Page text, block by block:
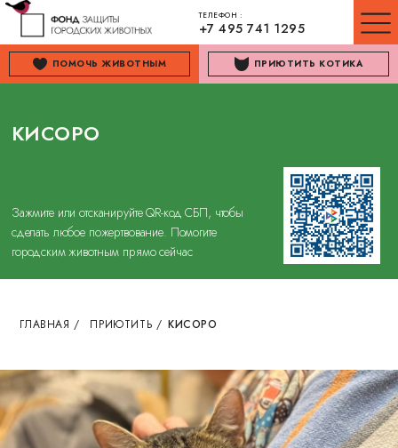
ТЕЛЕФОН :
+7 495 741 1295
ПОМОЧЬ ЖИВОТНЫМ ПРИЮТИТЬ КОТИКА
КИСОРО
Зажмите или отсканируйте QR-код СБП, чтобы
сделать любое пожертвование. Помогите
городским животным прямо сейчас
ГЛАВНАЯ / ПРИЮТИТЬ / КИСОРО